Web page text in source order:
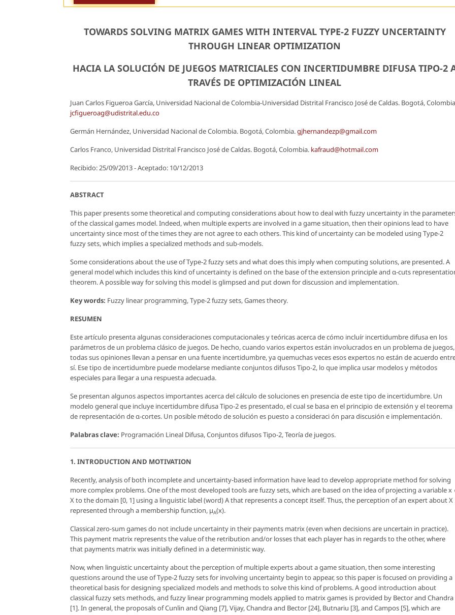
TOWARDS SOLVING MATRIX GAMES WITH INTERVAL TYPE-2 FUZZY UNCERTAINTY
THROUGH LINEAR OPTIMIZATION
HACIA LA SOLUCIÓN DE JUEGOS MATRICIALES CON INCERTIDUMBRE DIFUSA TIPO-2
TRAVÉS DE OPTIMIZACIÓN LINEAL
Juan Carlos Figueroa García, Universidad Nacional de Colombia-Universidad Distrital Francisco José de Caldas. Bogotá,
jcfigueroag@udistrital.edu.co
Germán Hernández, Universidad Nacional de Colombia. Bogotá, Colombia.gjhernandezp@gmail.com
Carlos Franco, Universidad Distrital Francisco José de Caldas. Bogotá, Colombia. kafraud@hotmail.com
Recibido: 25/09/2013 - Aceptado: 10/12/2013
ABSTRACT
This paper presents some theoretical and computing considerations about how to deal with fuzzy uncertainty in the
of the classical games model. Indeed, when multiple experts are involved in a game situation, then their opinions lead to have
uncertainty since most of the times they are not agree to each others. This kind of uncertainty can be modeled using Type-2
fuzzy sets, which implies a specialized methods and sub-models.
Some considerations about the use of Type-2 fuzzy sets and what does this imply when computing solutions, are presented. A
general model which includes this kind of uncertainty is defined on the base of the extension principle and α-cuts
theorem. A possible way for solving this model is glimpsed and put down for discussion and implementation.
Key words: Fuzzy linear programming, Type-2 fuzzy sets, Games theory.
RESUMEN
Este artículo presenta algunas consideraciones computacionales y teóricas acerca de cómo incluír incertidumbre difusa en los
parámetros de un problema clásico de juegos. De hecho, cuando varios expertos están involucrados en un problema de juegos,
todas sus opiniones llevan a pensar en una fuente incertidumbre, ya quemuchas veces esos expertos no están de acuerdo
sí. Ese tipo de incertidumbre puede modelarse mediante conjuntos difusos Tipo-2, lo que implica usar modelos y métodos
especiales para llegar a una respuesta adecuada.
Se presentan algunos aspectos importantes acerca del cálculo de soluciones en presencia de este tipo de incertidumbre. Un
modelo general que incluye incertidumbre difusa Tipo-2 es presentado, el cual se basa en el principio de extensión y el teorema
de representación de α-cortes. Un posible método de solución es puesto a consideraci ón para discusión e implementación.
Palabras clave: Programación Lineal Difusa, Conjuntos difusos Tipo-2, Teoría de juegos.
1. INTRODUCTION AND MOTIVATION
Recently, analysis of both incomplete and uncertainty-based information have lead to develop appropriate method for solving
more complex problems. One of the most developed tools are fuzzy sets, which are based on the idea of projecting a variablex
Xto the domain [0, 1] using a linguistic label (word) A that represents a concept itself. Thus, the perception of an expert about X
represented through a membership function, μA(x).
Classical zero-sum games do not include uncertainty in their payments matrix (even when decisions are uncertain in practice).
This payment matrix represents the value of the retribution and/or losses that each player has in regards to the other, where
that payments matrix was initially defined in a deterministic way.
Now, when linguistic uncertainty about the perception of multiple experts about a game situation, then some interesting
questions around the use of Type-2 fuzzy sets for involving uncertainty begin to appear, so this paper is focused on providing a
theoretical basis for designing specialized models and methods to solve this kind of problems. A good introduction about
classical fuzzy sets methods, and fuzzy linear programming models applied to matrix games is provided by Bector and Chandra
[1]. In general, the proposals of Cunlin and Qiang [7], Vijay, Chandra and Bector [24], Butnariu [3], and Campos [5], which are